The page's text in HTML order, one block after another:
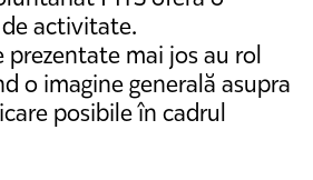
activitate.
mai jos au rol
o imagine generală asupra
posibile în cadrul